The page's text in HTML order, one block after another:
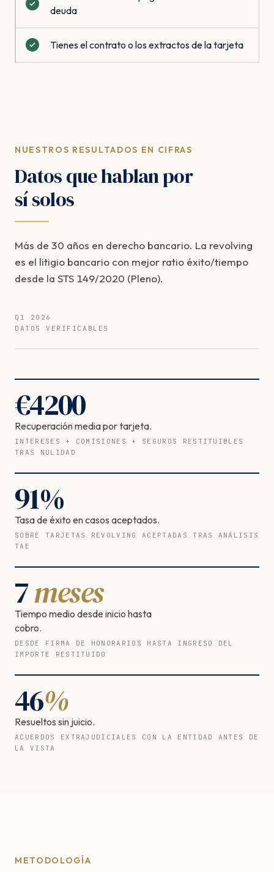
deuda
Tienes el contrato o los extractos de la tarjeta
NUESTROS RESULTADOS EN CIFRAS
Datos que hablan por
sí solos
Más de 30 años en derecho bancario. La revolving
es el litigio bancario con mejor ratio éxito/tiempo
desde la STS 149/2020 (Pleno).
Q1 2026
DATOS VERIFICABLES
€4200
Recuperación media por tarjeta.
INTERESES + COMISIONES + SEGUROS RESTITUIBLES
TRAS NULIDAD
91%
Tasa de éxito en casos aceptados.
SOBRE TARJETAS REVOLVING ACEPTADAS TRAS ANÁLISIS
TAE
7meses
Tiempo medio desde inicio hasta
cobro.
DESDE FIRMA DE HONORARIOS HASTA INGRESO DEL
IMPORTE RESTITUIDO
46%
Resueltos sin juicio.
ACUERDOS EXTRAJUDICIALES CON LA ENTIDAD ANTES DE
LA VISTA
METODOLOGÍA